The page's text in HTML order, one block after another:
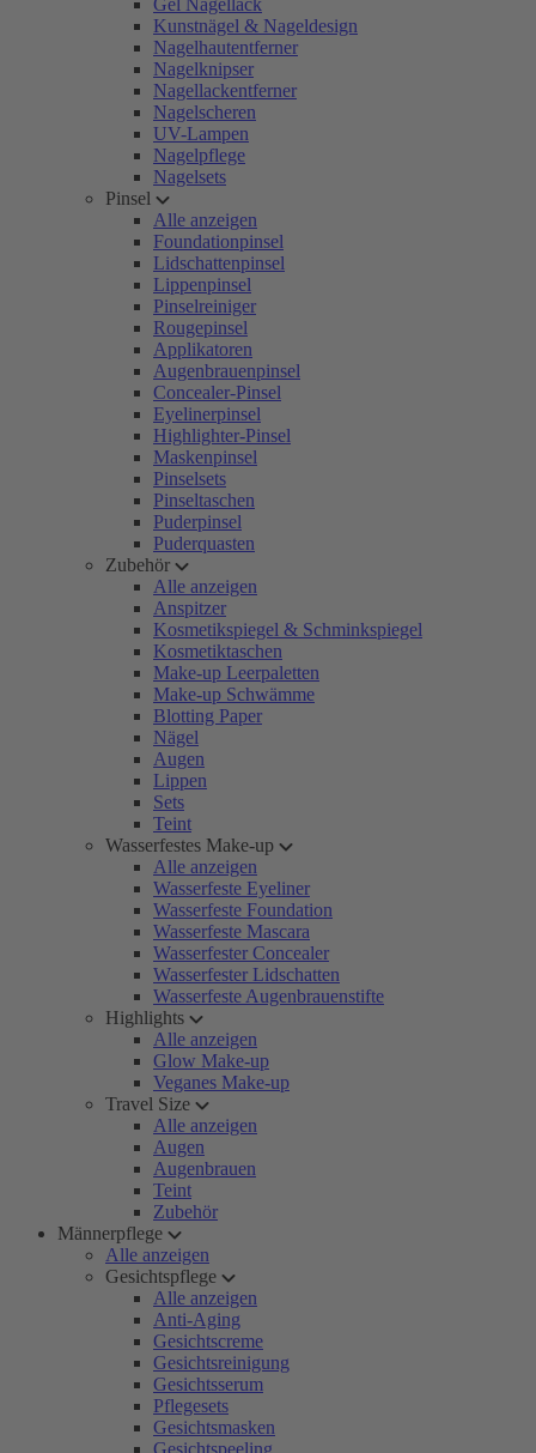
Gel Nagellack
Kunstnägel & Nageldesign
Nagelhautentferner
Nagelknipser
Nagellackentferner
Nagelscheren
UV-Lampen
Nagelpflege
Nagelsets
Pinsel
Alle anzeigen
Foundationpinsel
Lidschattenpinsel
Lippenpinsel
Pinselreiniger
Rougepinsel
Applikatoren
Augenbrauenpinsel
Concealer-Pinsel
Eyelinerpinsel
Highlighter-Pinsel
Maskenpinsel
Pinselsets
Pinseltaschen
Puderpinsel
Puderquasten
Zubehör
Alle anzeigen
Anspitzer
Kosmetikspiegel & Schminkspiegel
Kosmetiktaschen
Make-up Leerpaletten
Make-up Schwämme
Blotting Paper
Nägel
Augen
Lippen
Sets
Teint
Wasserfestes Make-up
Alle anzeigen
Wasserfeste Eyeliner
Wasserfeste Foundation
Wasserfeste Mascara
Wasserfester Concealer
Wasserfester Lidschatten
Wasserfeste Augenbrauenstifte
Highlights
Alle anzeigen
Glow Make-up
Veganes Make-up
Travel Size
Alle anzeigen
Augen
Augenbrauen
Teint
Zubehör
Männerpflege
Alle anzeigen
Gesichtspflege
Alle anzeigen
Anti-Aging
Gesichtscreme
Gesichtsreinigung
Gesichtsserum
Pflegesets
Gesichtsmasken
Gesichtspeeling